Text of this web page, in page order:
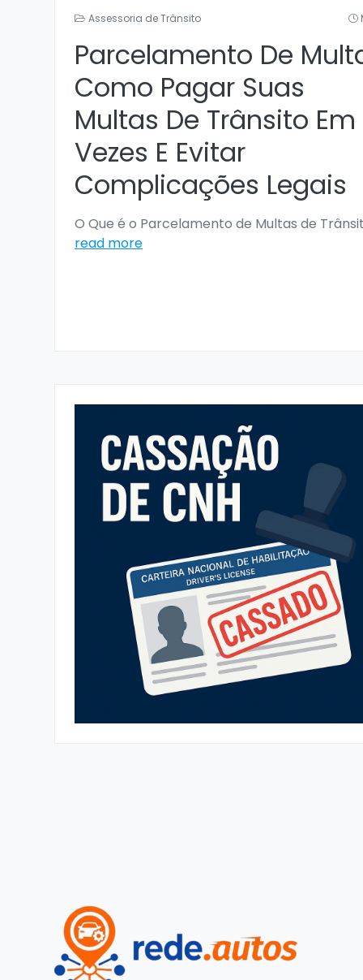
Assessoria de Trânsito
Parcelamento De
Como Pagar Suas
Multas De Trânsito Em
Vezes E Evitar
Complicações Legais
O Que é o Parcelamento de Multas de
read more